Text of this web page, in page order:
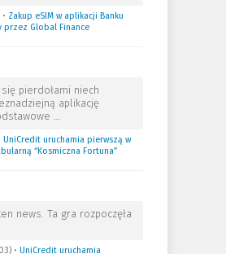
• Zakup eSIM w aplikacji Banku
przez Global Finance
pierdołami niech
aplikację
…
UniCredit uruchamia pierwszą w
“Kosmiczna Fortuna”
news. Ta gra rozpoczęła
• UniCredit uruchamia